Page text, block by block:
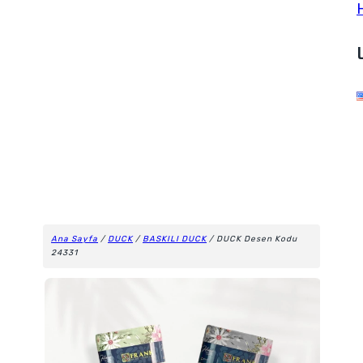
Ana Sayfa / DUCK/ BASKILI DUCK/ DUCK Desen Kodu
24331